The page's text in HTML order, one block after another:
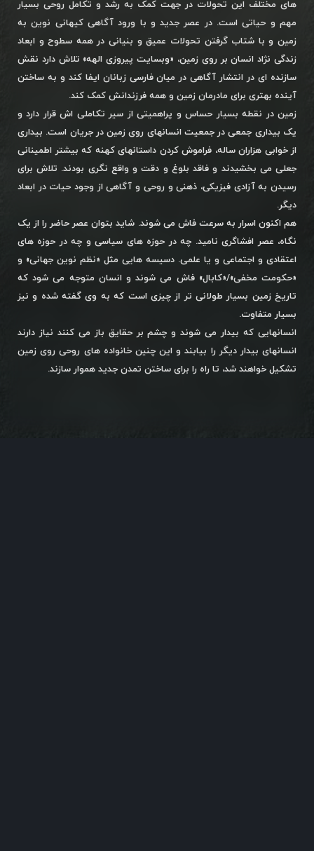
های مختلف این تحولات در جهت کمک به رشد و تکامل روحی بسیار
مهم و حیاتی است. در عصر جدید و با ورود آگاهی کیهانی نوین به
زمین و با شتاب گرفتن تحولات عمیق و بنیانی در همه سطوح و ابعاد
زندگی نژاد انسان بر روی زمین، «وبسایت پیروزی الهه» تلاش دارد نقش
سازنده ای در انتشار آگاهی در میان فارسی زبانان ایفا کند و به ساختن
آینده بهتری برای مادرمان زمین و همه فرزندانش کمک کند.
زمین در نقطه بسیار حساس و پراهمیتی از سیر تکاملی اش قرار دارد و
یک بیداری جمعی در جمعیت انسانهای روی زمین در جریان است. بیداری
از خوابی هزاران ساله، فراموش کردن داستانهای کهنه که بیشتر اطمینانی
جعلی می بخشیدند و فاقد بلوغ و دقت و واقع نگری بودند. تلاش برای
رسیدن به آزادی فیزیکی، ذهنی و روحی و آگاهی از وجود حیات در ابعاد
دیگر.
هم اکنون اسرار به سرعت فاش می شوند. شاید بتوان عصر حاضر را از یک
نگاه، عصر افشاگری نامید. چه در حوزه های سیاسی و چه در حوزه های
اعتقادی و اجتماعی و یا علمی. دسیسه هایی مثل «نظم نوین جهانی» و
«حکومت مخفی»/«کابال» فاش می شوند و انسان متوجه می شود که
تاریخ زمین بسیار طولانی تر از چیزی است که به وی گفته شده و نیز
بسیار متفاوت.
انسانهایی که بیدار می شوند و چشم بر حقایق باز می کنند نیاز دارند
انسانهای بیدار دیگر را بیابند و این چنین خانواده های روحی روی زمین
تشکیل خواهند شد، تا راه را برای ساختن تمدن جدید هموار سازند.